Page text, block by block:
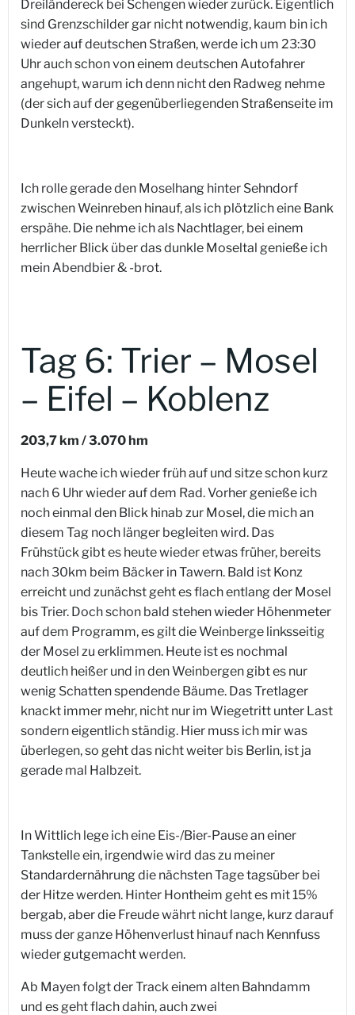
Dreiländereck bei Schengen wieder zurück. Eigentlich
sind Grenzschilder gar nicht notwendig, kaum bin ich
wieder auf deutschen Straßen, werde ich um 23:30
Uhr auch schon von einem deutschen Autofahrer
angehupt, warum ich denn nicht den Radweg nehme
(der sich auf der gegenüberliegenden Straßenseite im
Dunkeln versteckt).
Ich rolle gerade den Moselhang hinter Sehndorf
zwischen Weinreben hinauf, als ich plötzlich eine Bank
erspähe. Die nehme ich als Nachtlager, bei einem
herrlicher Blick über das dunkle Moseltal genieße ich
mein Abendbier & -brot.
Tag 6: Trier – Mosel
– Eifel – Koblenz
203,7 km / 3.070 hm
Heute wache ich wieder früh auf und sitze schon kurz
nach 6 Uhr wieder auf dem Rad. Vorher genieße ich
noch einmal den Blick hinab zur Mosel, die mich an
diesem Tag noch länger begleiten wird. Das
Frühstück gibt es heute wieder etwas früher, bereits
nach 30km beim Bäcker in Tawern. Bald ist Konz
erreicht und zunächst geht es flach entlang der Mosel
bis Trier. Doch schon bald stehen wieder Höhenmeter
auf dem Programm, es gilt die Weinberge linksseitig
der Mosel zu erklimmen. Heute ist es nochmal
deutlich heißer und in den Weinbergen gibt es nur
wenig Schatten spendende Bäume. Das Tretlager
knackt immer mehr, nicht nur im Wiegetritt unter Last
sondern eigentlich ständig. Hier muss ich mir was
überlegen, so geht das nicht weiter bis Berlin, ist ja
gerade mal Halbzeit.
In Wittlich lege ich eine Eis-/Bier-Pause an einer
Tankstelle ein, irgendwie wird das zu meiner
Standardernährung die nächsten Tage tagsüber bei
der Hitze werden. Hinter Hontheim geht es mit 15%
bergab, aber die Freude währt nicht lange, kurz darauf
muss der ganze Höhenverlust hinauf nach Kennfuss
wieder gutgemacht werden.
Ab Mayen folgt der Track einem alten Bahndamm
und es geht flach dahin, auch zwei